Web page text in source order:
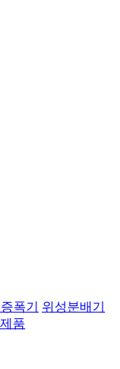
폭기
위성분배기
품